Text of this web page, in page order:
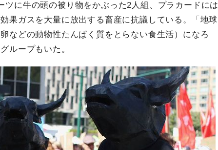
ツに牛の頭の被り物をかぶった2人組、プラカードには
果ガスを大量に放出する畜産に抗議している。「地球
などの動物性たんぱく質をとらない食生活）になろ
ループもいた。